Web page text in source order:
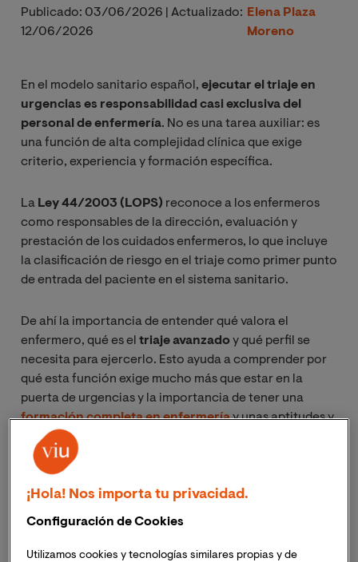
Publicado: 03/06/2026
Actualizado:
12/06/2026
Elena Plaza
Moreno
En el modelo sanitario español, ejecutar el triaje en
urgencias es responsabilidad casi exclusiva del
personal de enfermería. No es una tarea auxiliar: es
una función de alta complejidad clínica que exige
criterio, experiencia y formación específica.
La Ley 44/2003 (LOPS) reconoce a los enfermeros
como responsables de la dirección, evaluación y
prestación de los cuidados enfermeros, lo que incluye
la clasificación de riesgo en el triaje como primer punto
de entrada del paciente en el sistema sanitario.
De ahí la importancia de entender qué valora el
enfermero, qué es el triaje avanzadoy qué perfil se
necesita para ejercerlo. Esto ayuda a comprender por
qué esta función exige mucho más que estar en la
puerta de urgencias y la importancia de tener una
formación completa en enfermeríay unas aptitudes y
actitudes adecuadas.
¡Hola! Nos importa tu privacidad.
Configuración de Cookies
Utilizamos cookies y tecnologías similares propias y de